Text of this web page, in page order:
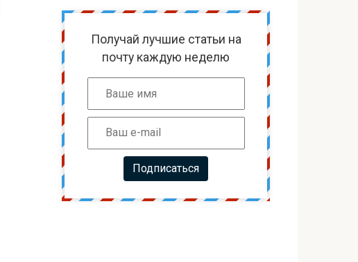
Получай лучшие статьи на
почту каждую неделю
Подписаться